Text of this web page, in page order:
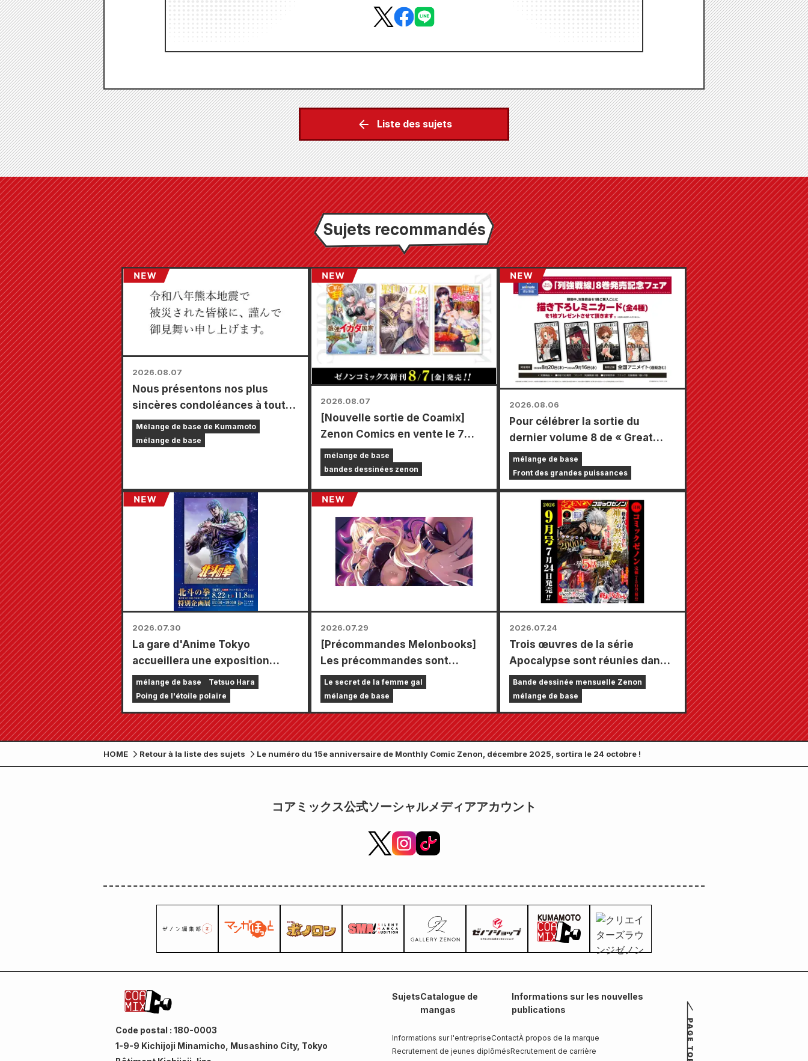
Liste des sujets
Sujets recommandés
2026.08.07
Nous présentons nos plus
sincères condoléances à toutes
les personnes touchées par le
tremblement de terre de
Mélange de base de Kumamoto
mélange de base
2026.08.07
[Nouvelle sortie de Coamix]
Zenon Comics en vente le 7
août (vendredi) !
mélange de base
bandes dessinées zenon
2026.08.06
Pour célébrer la sortie du
dernier volume 8 de « Great
Powers Frontline », une foire à
durée limitée se tiendra dans
les magasins Animate à travers
le pays à partir du 20 août, où
vous pourrez obtenir une mini-
carte spécialement dessinée (4
types au total) !
mélange de base
Front des grandes puissances
2026.07.30
La gare d'Anime Tokyo
accueillera une exposition
spéciale consacrée à « Ken le
Survivant » !!
mélange de base
Tetsuo Hara
Poing de l'étoile polaire
2026.07.29
[Précommandes Melonbooks]
Les précommandes sont
ouvertes pour l'édition limitée
comprenant un tapis de jeu
spécial orné d'une magnifique
illustration de Fuyuki Tojo
dessinée par Kudou ! Le tome 6
de « The Secret of the Gal
Le secret de la femme gal
mélange de base
2026.07.24
Trois œuvres de la série
Apocalypse sont réunies dans
un seul numéro, composé de 5
chapitres ! Le numéro de
septembre 2026 de « Monthly
Comic Zenon » sera disponible
le 24 juillet !
Bande dessinée mensuelle Zenon
mélange de base
HOME Retour à la liste des sujets Le numéro du 15e anniversaire de Monthly Comic Zenon, décembre 2025, sortira le 24 octobre !
コアミックス公式ソーシャルメディアアカウント
Code postal : 180-0003
1-9-9 Kichijoji Minamicho, Musashino City, Tokyo
SujetsCatalogue de
mangas
Informations sur les nouvelles
publications
Informations sur l'entrepriseContactÀ propos de la marque
Recrutement de jeunes diplômésRecrutement de carrière